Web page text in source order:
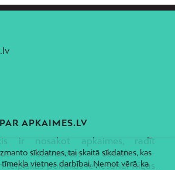
PAR APKAIMES.LV
ir nosakot apkaimes, radīt
līdzsvarotas sociāli –
telpiskās politikas ieviešanai Rīgas
sīkdatnes, tai skaitā sīkdatnes, kas
vietnes darbībai. Ņemot vērā, ka